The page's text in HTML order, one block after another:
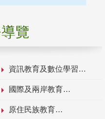
覽
資訊教育及數位學習
國際及兩岸教育
原住民族教育